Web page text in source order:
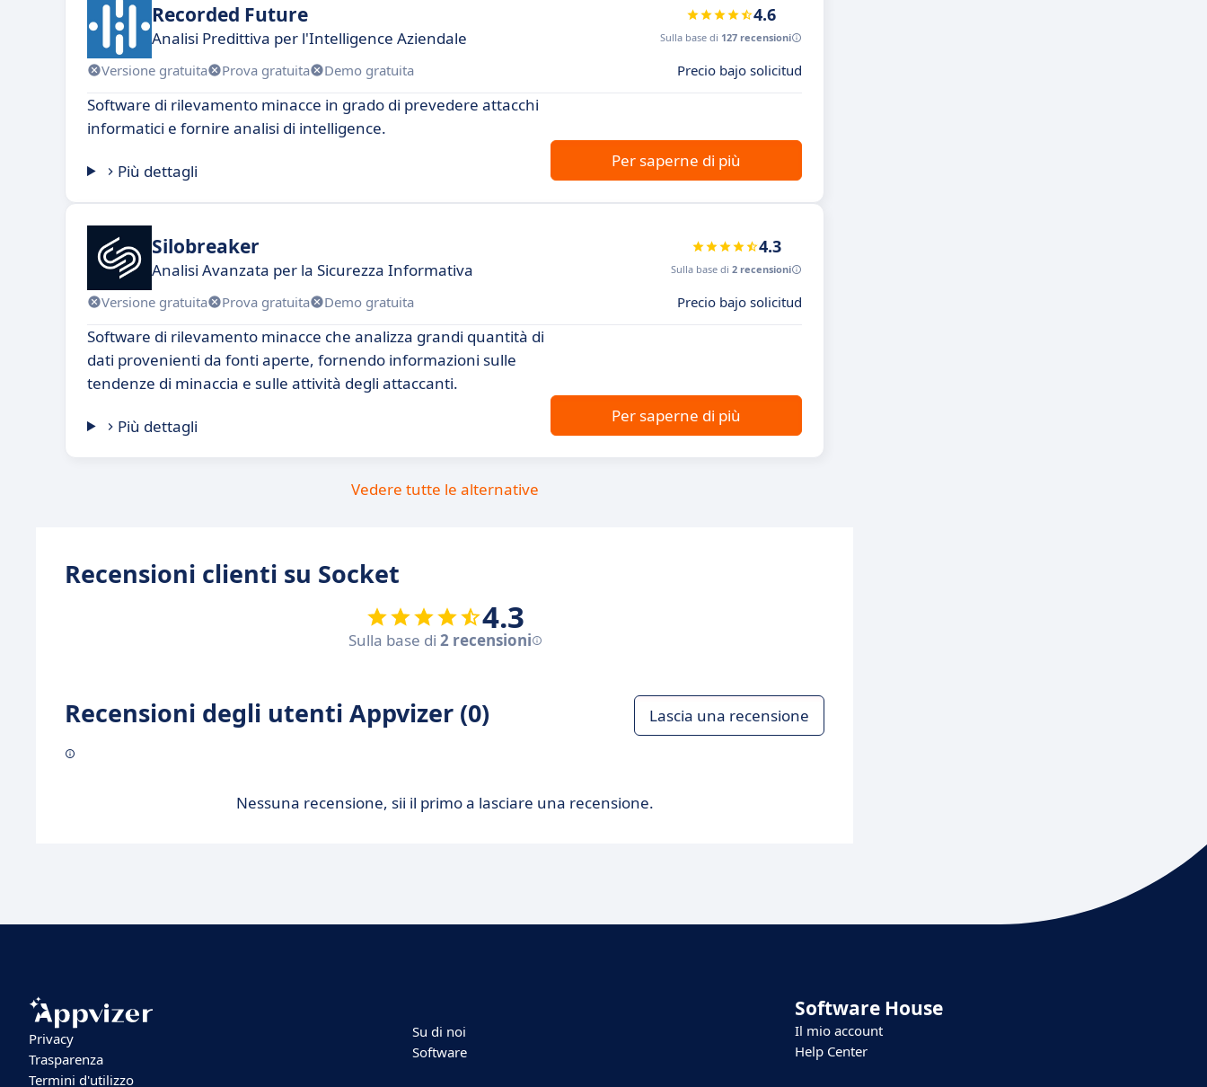
Recorded Future
Analisi Predittiva per l'Intelligence Aziendale
4.6
Sulla base di 127 recensioni
Versione gratuita Prova gratuita Demo gratuita Precio bajo solicitud
Software di rilevamento minacce in grado di prevedere attacchi
informatici e fornire analisi di intelligence.
Più dettagli
Per saperne di più
Silobreaker
Analisi Avanzata per la Sicurezza Informativa
4.3
Sulla base di 2 recensioni
Versione gratuita Prova gratuita Demo gratuita Precio bajo solicitud
Software di rilevamento minacce che analizza grandi quantità di
dati provenienti da fonti aperte, fornendo informazioni sulle
tendenze di minaccia e sulle attività degli attaccanti.
Più dettagli
Per saperne di più
Vedere tutte le alternative
Recensioni clienti su Socket
4.3
Sulla base di 2 recensioni
Recensioni degli utenti Appvizer (0) Lascia una recensione
Nessuna recensione, sii il primo a lasciare una recensione.
Privacy
Trasparenza
Termini d'utilizzo
Su di noi
Software
Software House
Il mio account
Help Center